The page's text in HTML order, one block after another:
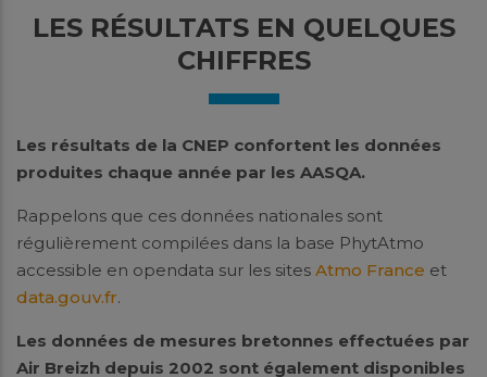
LES RÉSULTATS EN QUELQUES
CHIFFRES
Les résultats de la CNEP confortent les données
produites chaque année par les AASQA.
Rappelons que ces données nationales sont
régulièrement compilées dans la base PhytAtmo
accessible en opendata sur les sites Atmo France et
data.gouv.fr.
Les données de mesures bretonnes effectuées par
Air Breizh depuis 2002 sont également disponibles